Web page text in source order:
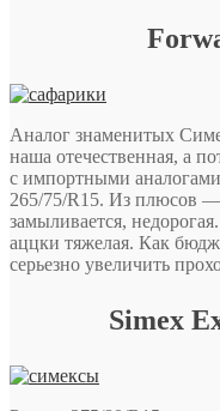
Аналог знаменитых
наша отечественная, а
с импортными
265/75/R15. Из плюсов —
замыливается,
аццки тяжелая. Как
серьезно увеличить
Simex